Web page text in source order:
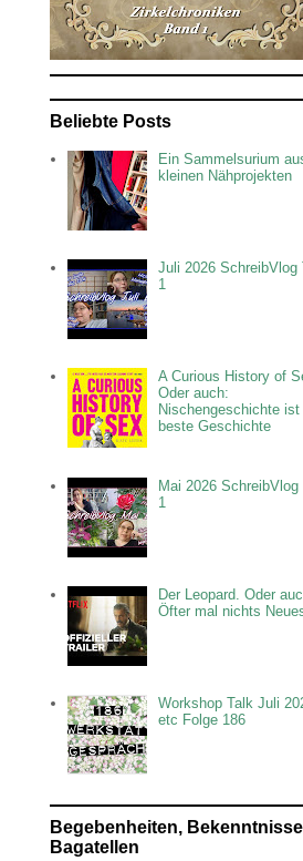
Beliebte Posts
Ein Sammelsurium
kleinen Nähprojekten
Juli 2026 SchreibVlog
1
A Curious History of
Oder auch:
Nischengeschichte ist
beste Geschichte
Mai 2026 SchreibVlog
1
Der Leopard. Oder
Öfter mal nichts
Workshop Talk Juli
etc Folge 186
Begebenheiten,
Bagatellen